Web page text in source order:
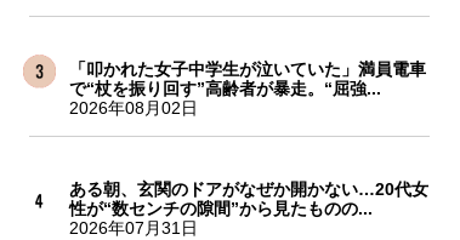
「叩かれた女子中学生が泣いていた」満員電車
で“杖を振り回す”高齢者が暴走。“屈強...
2026年08月02日
ある朝、玄関のドアがなぜか開かない…20代女
性が“数センチの隙間”から見たものの...
2026年07月31日